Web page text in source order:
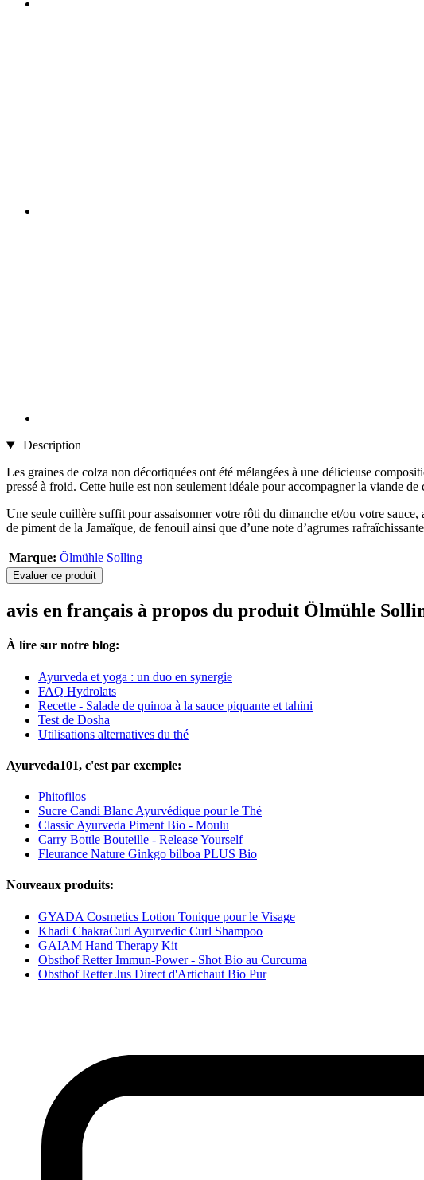
Description
Les graines de colza non décortiquées ont été mélangées à une délicieuse
pressé à froid. Cette huile est non seulement idéale pour accompagner la viande
Une seule cuillère suffit pour assaisonner votre rôti du dimanche et/ou votre
de piment de la Jamaïque, de fenouil ainsi que d’une note d’agrumes
Marque: Ölmühle Solling
Evaluer ce produit
avis en français à propos du produit Ölmühle
À lire sur notre blog:
Ayurveda et yoga : un duo en synergie
FAQ Hydrolats
Recette - Salade de quinoa à la sauce piquante et tahini
Test de Dosha
Utilisations alternatives du thé
Ayurveda101, c'est par exemple:
Phitofilos
Sucre Candi Blanc Ayurvédique pour le Thé
Classic Ayurveda Piment Bio - Moulu
Carry Bottle Bouteille - Release Yourself
Fleurance Nature Ginkgo bilboa PLUS Bio
Nouveaux produits:
GYADA Cosmetics Lotion Tonique pour le Visage
Khadi ChakraCurl Ayurvedic Curl Shampoo
GAIAM Hand Therapy Kit
Obsthof Retter Immun-Power - Shot Bio au Curcuma
Obsthof Retter Jus Direct d'Artichaut Bio Pur